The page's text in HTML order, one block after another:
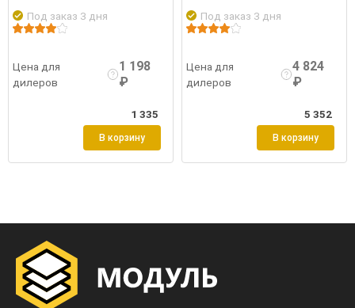
Под заказ 3 дня
Цена для
дилеров
1 198
₽
1 335
В корзину
Под заказ 3 дня
Цена для
дилеров
4 824
₽
5 352
В корзину